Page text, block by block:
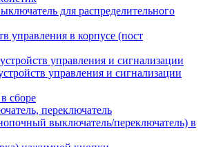
для распределительного
управления в корпусе (пост
управления и сигнализации
управления и сигнализации
сборе
переключатель
выключатель/переключатель) в